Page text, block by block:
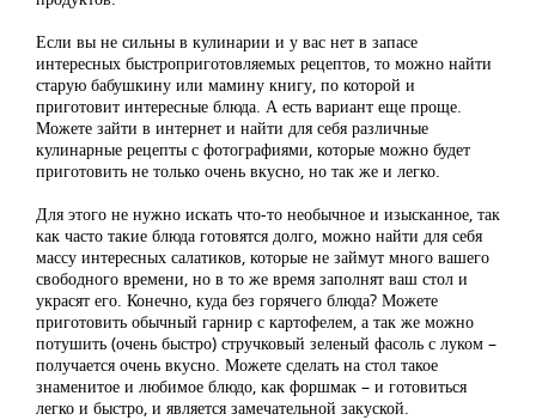
Если вы не сильны в кулинарии и у вас нет в запасе
интересных быстроприготовляемых рецептов, то можно найти
старую бабушкину или мамину книгу, по которой и
приготовит интересные блюда. А есть вариант еще проще.
Можете зайти в интернет и найти для себя различные
кулинарные рецепты с фотографиями, которые можно будет
приготовить не только очень вкусно, но так же и легко.
Для этого не нужно искать что-то необычное и изысканное, так
как часто такие блюда готовятся долго, можно найти для себя
массу интересных салатиков, которые не займут много вашего
свободного времени, но в то же время заполнят ваш стол и
украсят его. Конечно, куда без горячего блюда? Можете
приготовить обычный гарнир с картофелем, а так же можно
потушить (очень быстро) стручковый зеленый фасоль с луком –
получается очень вкусно. Можете сделать на стол такое
знаменитое и любимое блюдо, как форшмак – и готовиться
легко и быстро, и является замечательной закуской.